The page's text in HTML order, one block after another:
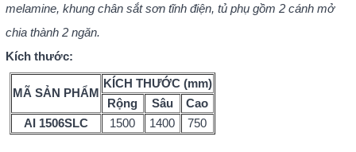
melamine, khung chân sắt sơn tĩnh điện, tủ phụ gồm 2 cánh mở
chia thành 2 ngăn.
Kích thước:
MÃ SẢN PHẨM
KÍCH THƯỚC (mm)
Rộng
Sâu
Cao
AI 1506SLC
1500 1400 750